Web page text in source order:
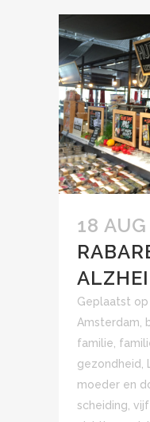
18 AUG
Geplaatst op
Amsterdam
familie
gezondheid
moeder en
scheiding